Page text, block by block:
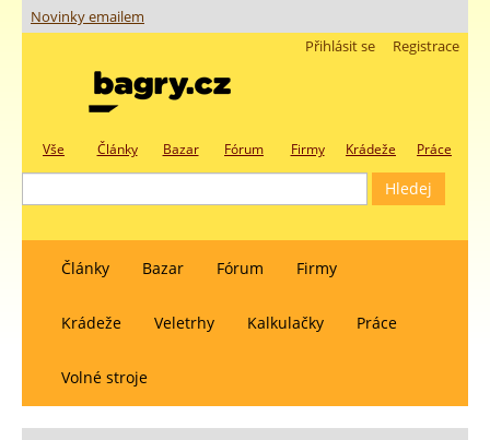
Novinky emailem
Registrace
Přihlásit se
Vše Články Bazar Fórum Firmy Krádeže Práce
Články Bazar Fórum Firmy
Krádeže Veletrhy Kalkulačky Práce
Volné stroje